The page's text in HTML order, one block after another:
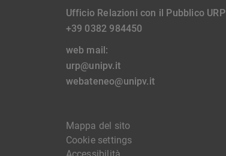
Ufficio Relazioni con il Pubblico URP
+39 0382 984450
web mail:
urp@unipv.it
webateneo@unipv.it
Mappa del sito
Cookie settings